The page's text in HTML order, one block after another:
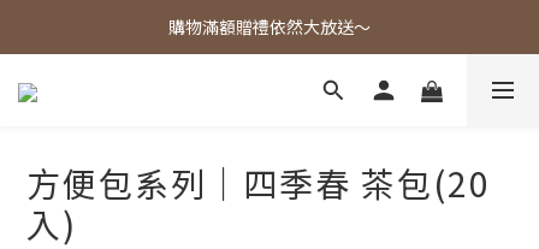
歡迎光臨東大茶莊，各式好茶任君挑選！
購物滿額贈禮依然大放送～
歡迎光臨東大茶莊，各式好茶任君挑選！
方便包系列｜四季春 茶包(20
入)